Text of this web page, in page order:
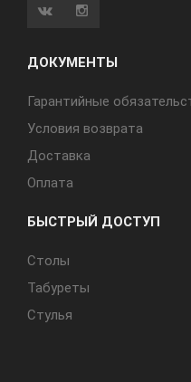
ДОКУМЕНТЫ
Гарантийные
Условия возврата
Доставка
Оплата
БЫСТРЫЙ ДОСТУП
Cтолы
Табуреты
Стулья